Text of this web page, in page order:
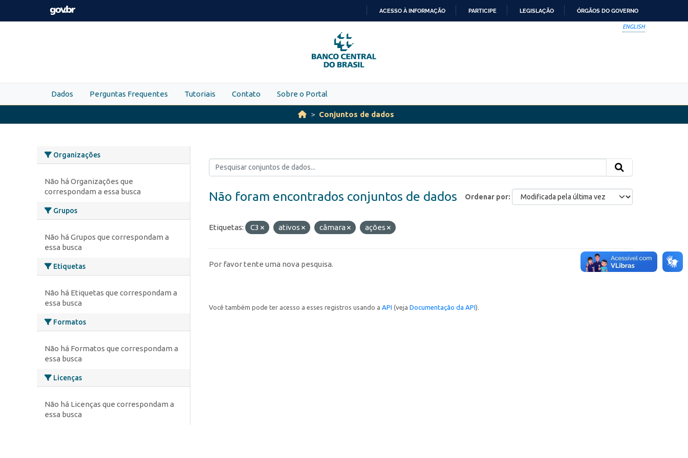
Skip to main content
PARA
O
CONTEÚDO
ACESSO À INFORMAÇÃO PARTICIPE LEGISLAÇÃO ÓRGÃOS DO GOVERNO
ENGLISH
Dados Perguntas Frequentes Tutoriais Contato Sobre o Portal
Conjuntos de dados
Organizações
Não há Organizações que
correspondam a essa busca
Grupos
Não há Grupos que correspondam a
essa busca
Etiquetas
Não há Etiquetas que correspondam a
essa busca
Formatos
Não há Formatos que correspondam a
essa busca
Licenças
Não há Licenças que correspondam a
essa busca
Ordenar por
Não foram encontrados conjuntos de dados
Etiquetas: C3 ativos câmara ações
Por favor tente uma nova pesquisa.
Você também pode ter acesso a esses registros usando a API (veja Documentação da API).